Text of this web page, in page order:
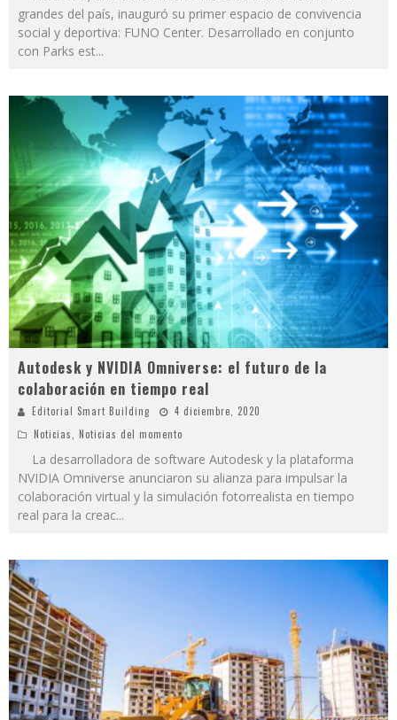
grandes del país, inauguró su primer espacio de convivencia
social y deportiva: FUNO Center. Desarrollado en conjunto
con Parks est...
Autodesk y NVIDIA Omniverse: el futuro de la
colaboración en tiempo real
Editorial Smart Building
4 diciembre, 2020
Noticias
Noticias del momento
La desarrolladora de software Autodesk y la plataforma
NVIDIA Omniverse anunciaron su alianza para impulsar la
colaboración virtual y la simulación fotorrealista en tiempo
real para la creac...